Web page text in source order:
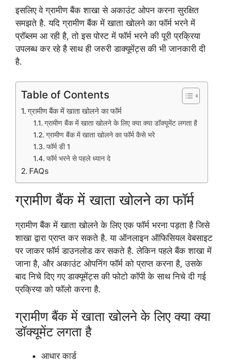
इसलिए वे ग्रामीण बैंक शाखा से अकाउंट ओपन करना सुरक्षित
समझते है. यदि ग्रामीण बैंक में खाता खोलने का फॉर्म भरने में
प्रॉब्लम आ रही है, तो इस पोस्ट में फॉर्म भरने की पूरी प्रक्रिया
उपलब्ध कर रहे है साथ ही जरुरी डाक्यूमेंट्स की भी जानकारी दी
है.
Table of Contents
ग्रामीण बैंक में खाता खोलने का फॉर्म
ग्रामीण बैंक में खाता खोलने के लिए क्या क्या डॉक्यूमेंट लगता है
ग्रामीण बैंक में खाता खोलने का फॉर्म कैसे भरे
फॉर्म डी 1
फॉर्म भरने से पहले ध्यान दे
FAQs
ग्रामीण बैंक में खाता खोलने का फॉर्म
ग्रामीण बैंक में खाता खोलने के लिए एक फॉर्म भरना पड़ता है जिसे
शाखा द्वारा प्राप्त कर सकते है. या ऑनलाइन ऑफिसियल वेबसाइट
पर जाकर फॉर्म डाउनलोड कर सकते है. लेकिन पहले बैंक शाखा में
जाना है, और अकाउंट ओपनिंग फॉर्म को प्राप्त करना है, उसके
बाद निचे दिए गए डाक्यूमेंट्स की फोटो कॉपी के साथ निचे दी गई
प्रक्रिया को फॉलो करना है.
ग्रामीण बैंक में खाता खोलने के लिए क्या क्या
डॉक्यूमेंट लगता है
आधार कार्ड